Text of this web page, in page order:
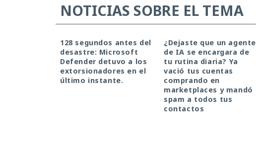
NOTICIAS SOBRE EL TEMA
128 segundos antes del
desastre: Microsoft
Defender detuvo a los
extorsionadores en el
último instante.
¿Dejaste que un agente
de IA se encargara de
tu rutina diaria? Ya
vació tus cuentas
comprando en
marketplaces y mandó
spam a todos tus
contactos